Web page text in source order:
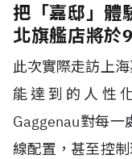
把「嘉邸」體
北旗艦店將於
此次實際走訪上
能達到的人性
Gaggenau對每
線配置，甚至控